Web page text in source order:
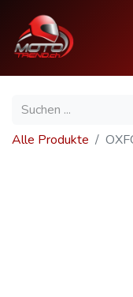
Alle Produkte